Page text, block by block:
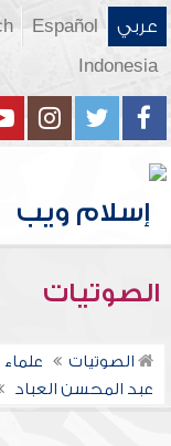
عربي Español
Indonesia
الصوتيات
الصوتيات
عبد المحسن العباد